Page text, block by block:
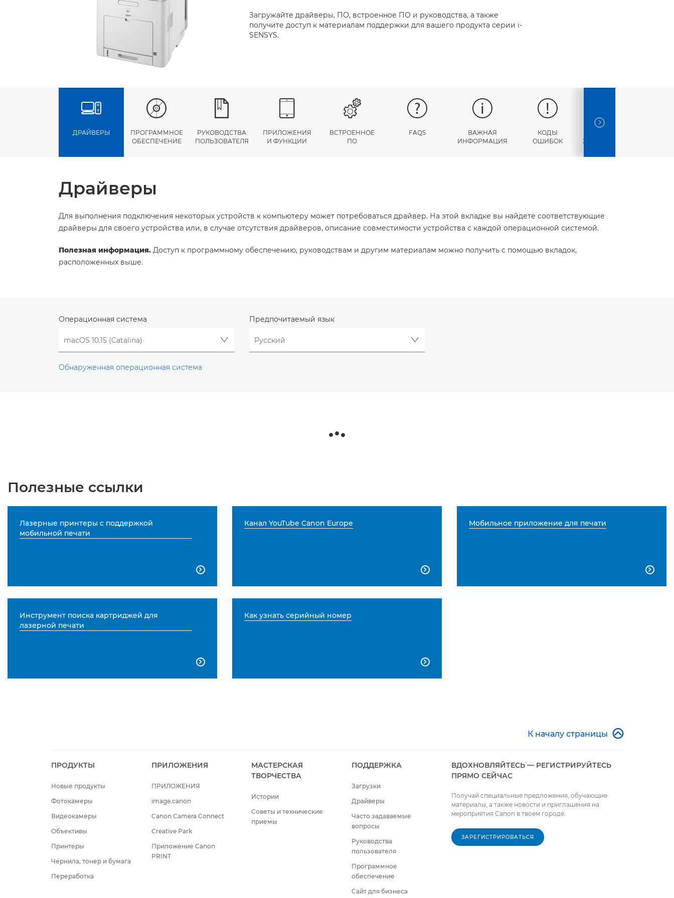
Загружайте драйверы, ПО, встроенное ПО и руководства, а также
получите доступ к материалам поддержки для вашего продукта серии i-
SENSYS.
ДРАЙВЕРЫ
ПРОГРАММНОЕ
ОБЕСПЕЧЕНИЕ
РУКОВОДСТВА
ПОЛЬЗОВАТЕЛЯ
ПРИЛОЖЕНИЯ
И ФУНКЦИИ
ВСТРОЕННОЕ
ПО
FAQS
ВАЖНАЯ
ИНФОРМАЦИЯ
КОДЫ
ОШИБОК
ХАРАКТЕРИСТИКИ
NEXT SLIDE
Драйверы
Для выполнения подключения некоторых устройств к компьютеру может потребоваться драйвер. На этой вкладке вы найдете соответствующие
драйверы для своего устройства или, в случае отсутствия драйверов, описание совместимости устройства с каждой операционной системой.
Полезная информация. Доступ к программному обеспечению, руководствам и другим материалам можно получить с помощью вкладок,
расположенных выше.
Операционная система
Обнаруженная операционная система
Предпочитаемый язык
Полезные ссылки
Лазерные принтеры с поддержкой
мобильной печати

Канал YouTube Canon Europe

Мобильное приложение для печати

Инструмент поиска картриджей для
лазерной печати

Как узнать серийный номер

К началу страницы 
ПРОДУКТЫ
Новые продукты
Фотокамеры
Видеокамеры
Объективы
Принтеры
Чернила, тонер и бумага
Переработка
ПРИЛОЖЕНИЯ
ПРИЛОЖЕНИЯ
image.canon
Canon Camera Connect
Creative Park
Приложение Canon
PRINT
МАСТЕРСКАЯ
ТВОРЧЕСТВА
Истории
Советы и технические
приемы
ПОДДЕРЖКА
Загрузки
Драйверы
Часто задаваемые
вопросы
Руководства
пользователя
Программное
обеспечение
Сайт для бизнеса
ВДОХНОВЛЯЙТЕСЬ — РЕГИСТРИРУЙТЕСЬ
ПРЯМО СЕЙЧАС
Получай специальные предложения, обучающие
материалы, а также новости и приглашения на
мероприятия Canon в твоем городе.
ЗАРЕГИСТРИРОВАТЬСЯ